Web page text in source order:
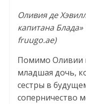
Оливия де
капитана
fruugo.ae)
Помимо Оливии
младшая дочь,
сестры в
соперничество